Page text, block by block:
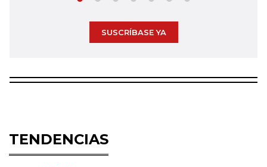
SUSCRÍBASE YA
TENDENCIAS